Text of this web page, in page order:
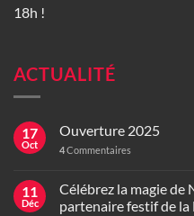
18h !
ACTUALITÉ
17
Oct
Ouverture 2025
4Commentaires
11
Déc
Célébrez la magie de
partenaire festif de